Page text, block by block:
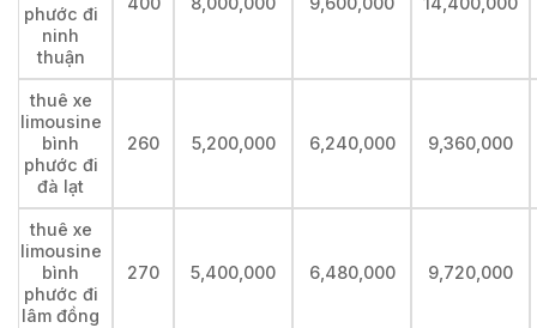
phước đi
ninh
thuận
thuê xe
limousine
bình
phước đi
đà lạt
260 5,200,000 6,240,000 9,360,000
thuê xe
limousine
bình
phước đi
lâm đồng
270 5,400,000 6,480,000 9,720,000